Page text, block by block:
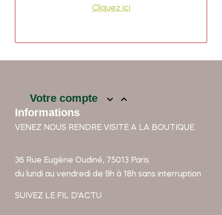
Cliquez ici
Votre compte  
Informations
VENEZ NOUS RENDRE VISITE A LA BOUTIQUE
36 Rue Eugène Oudiné, 75013 Paris
du lundi au vendredi de 9h à 18h sans interruption
SUIVEZ LE FIL D'ACTU